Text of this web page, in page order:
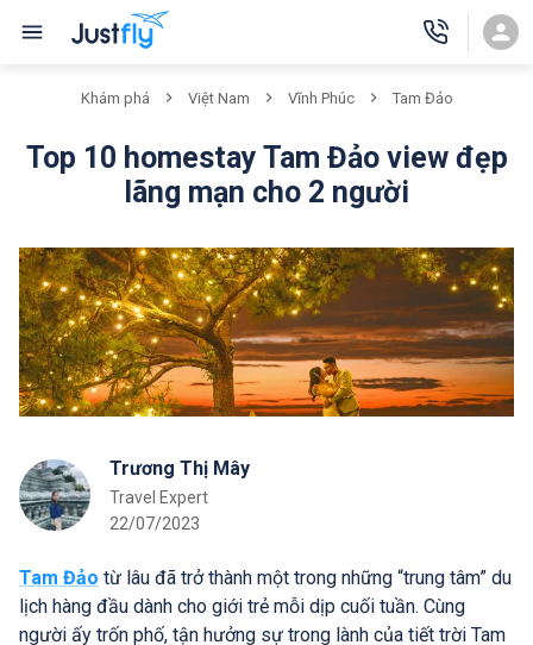
Khám phá Việt Nam Vĩnh Phúc Tam Đảo
Top 10 homestay Tam Đảo view đẹp
lãng mạn cho 2 người
Trương Thị Mây
Travel Expert
22/07/2023
Tam Đảo từ lâu đã trở thành một trong những “trung tâm” du
lịch hàng đầu dành cho giới trẻ mỗi dịp cuối tuần. Cùng
người ấy trốn phố, tận hưởng sự trong lành của tiết trời Tam